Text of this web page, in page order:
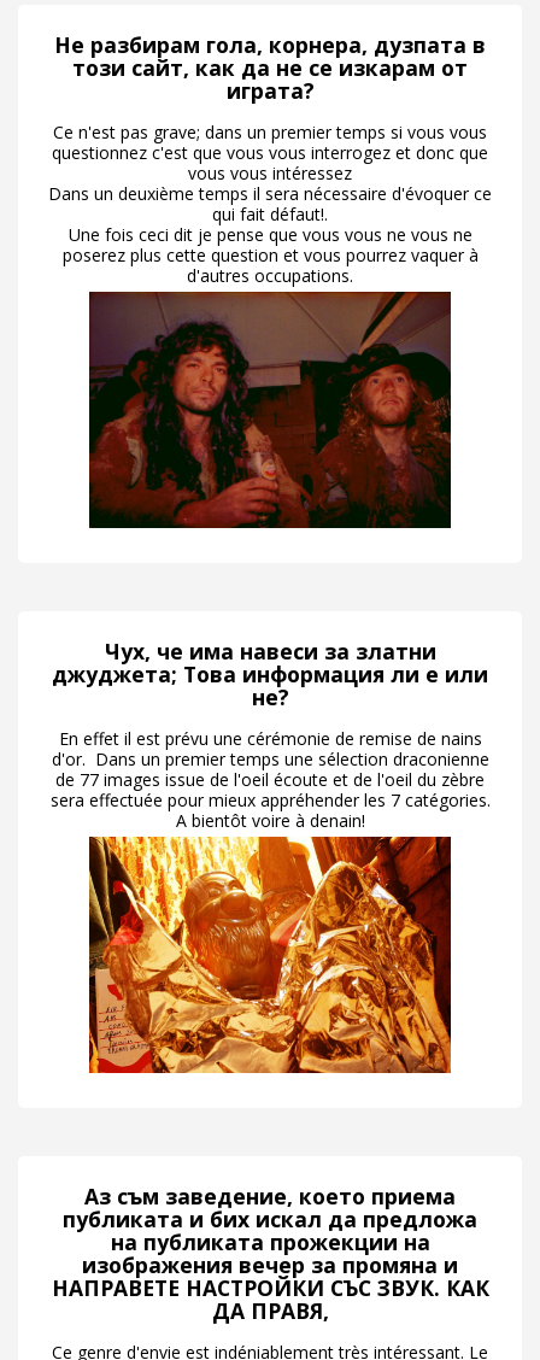
Не разбирам гола, корнера, дузпата в
този сайт, как да не се изкарам от
играта?
Ce n'est pas grave; dans un premier temps si vous vous
questionnez c'est que vous vous interrogez et donc que
vous vous intéressez
Dans un deuxième temps il sera nécessaire d'évoquer ce
qui fait défaut!.
Une fois ceci dit je pense que vous vous ne vous ne
poserez plus cette question et vous pourrez vaquer à
d'autres occupations.
Чух, че има навеси за златни
джуджета; Това информация ли е или
не?
En effet il est prévu une cérémonie de remise de nains
d'or. Dans un premier temps une sélection draconienne
de 77 images issue de l'oeil écoute et de l'oeil du zèbre
sera effectuée pour mieux appréhender les 7 catégories.
A bientôt voire à denain!
Аз съм заведение, което приема
публиката и бих искал да предложа
на публиката прожекции на
изображения вечер за промяна и
НАПРАВЕТЕ НАСТРОЙКИ СЪС ЗВУК. КАК
ДА ПРАВЯ,
Ce genre d'envie est indéniablement très intéressant. Le